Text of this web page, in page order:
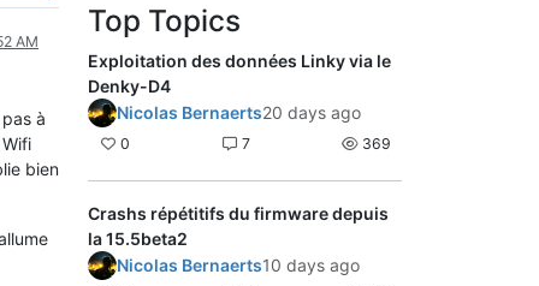
AM
à
bien
Top Topics
Exploitation des données Linky via le
Denky-D4
Nicolas Bernaerts20 days ago
0 7 369
Crashs répétitifs du firmware depuis
la 15.5beta2
Nicolas Bernaerts10 days ago